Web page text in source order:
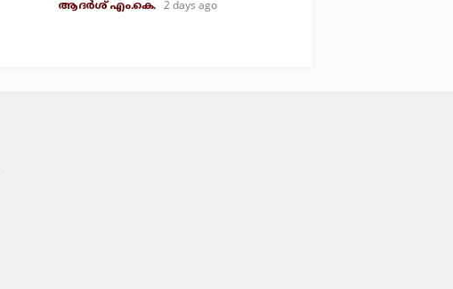
ആദർശ് എം.കെ. 2 days ago